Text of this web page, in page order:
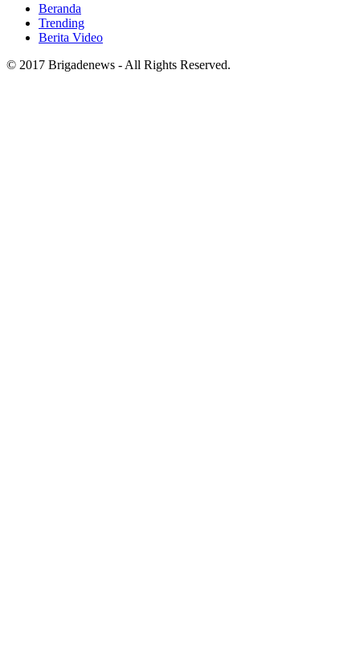
Beranda
Trending
Berita Video
© 2017 Brigadenews - All Rights Reserved.